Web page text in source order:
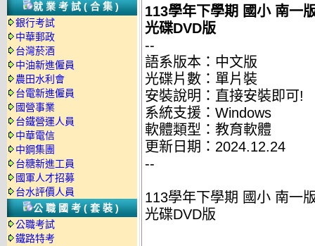
就業考試(合集)
銀行考試
中華郵政
台灣菸酒
中油新進僱員
農田水利會
台電新進僱員
國營事業
台鐵營運人員
中華電信
中鋼集團
台糖新進工員
國軍人才招募
台水評價人員
公職國考(套裝)
公職考試
鐵路特考
113學年下學期 國小 南一
光碟DVD版
--
語系版本：中文版
光碟片數：單片裝
安裝說明：直接安裝即可!
系統支援：Windows
軟體類型：教育軟體
更新日期：2024.12.24
--
113學年下學期 國小 南一
光碟DVD版